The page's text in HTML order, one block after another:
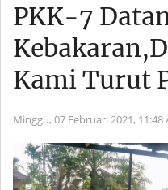
PKK-7
Kami Turut
Minggu, 07 Februari 2021, 11:48